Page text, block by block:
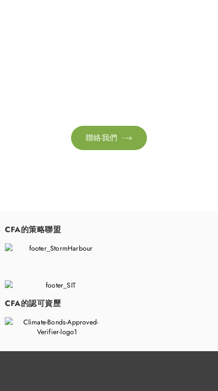

聯絡我們
CFA的策略聯盟
CFA的認可資歷